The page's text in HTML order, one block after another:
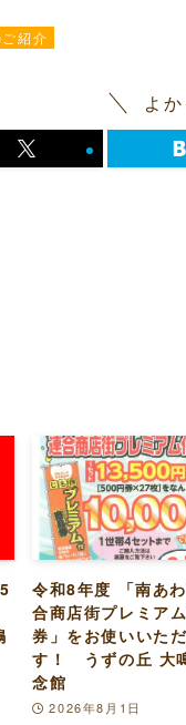
紹介
よ
令和8年度 「南あ
合商店街プレミア
券」をお使いいた
す！ うずの丘 大
念館
2026年8月1日